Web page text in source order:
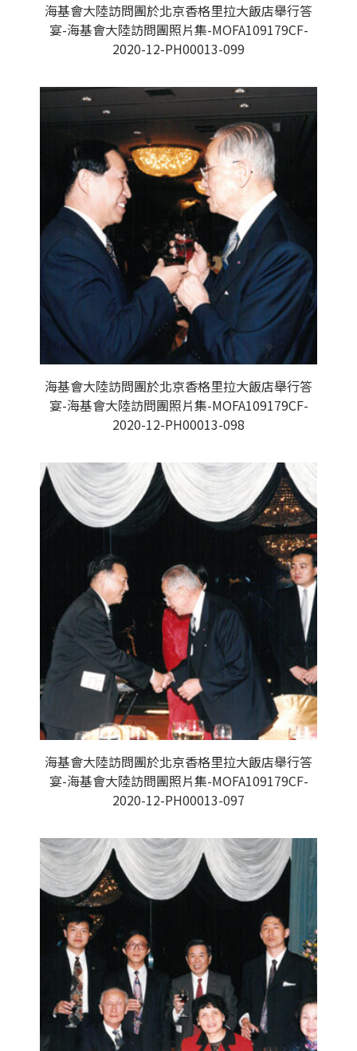
海基會大陸訪問團於北京香格里拉大飯店舉行答
宴-海基會大陸訪問團照片集-MOFA109179CF-
2020-12-PH00013-099
海基會大陸訪問團於北京香格里拉大飯店舉行答
宴-海基會大陸訪問團照片集-MOFA109179CF-
2020-12-PH00013-098
海基會大陸訪問團於北京香格里拉大飯店舉行答
宴-海基會大陸訪問團照片集-MOFA109179CF-
2020-12-PH00013-097